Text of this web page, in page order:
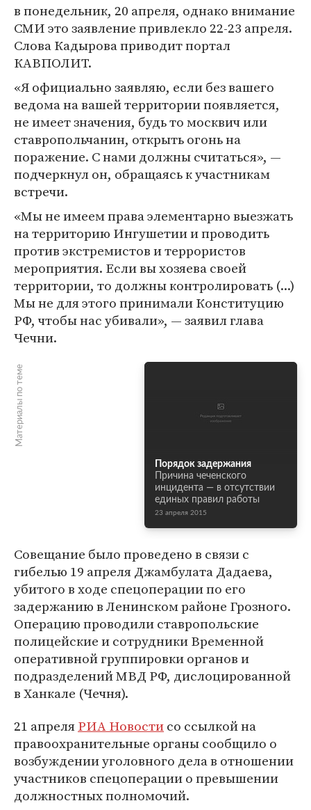
в понедельник, 20 апреля, однако внимание
СМИ это заявление привлекло 22-23 апреля.
Слова Кадырова приводит портал
КАВПОЛИТ.
«Я официально заявляю, если без вашего
ведома на вашей территории появляется,
не имеет значения, будь то москвич или
ставропольчанин, открыть огонь на
поражение. С нами должны считаться», —
подчеркнул он, обращаясь к участникам
встречи.
«Мы не имеем права элементарно выезжать
на территорию Ингушетии и проводить
против экстремистов и террористов
мероприятия. Если вы хозяева своей
территории, то должны контролировать (...)
Мы не для этого принимали Конституцию
РФ, чтобы нас убивали», — заявил глава
Чечни.
Материалы по теме
Порядок задержания
Причина чеченского
инцидента — в отсутствии
единых правил работы
23 апреля 2015
Совещание было проведено в связи с
гибелью 19 апреля Джамбулата Дадаева,
убитого в ходе спецоперации по его
задержанию в Ленинском районе Грозного.
Операцию проводили ставропольские
полицейские и сотрудники Временной
оперативной группировки органов и
подразделений МВД РФ, дислоцированной
в Ханкале (Чечня).
21 апреляРИА Новостисо ссылкой на
правоохранительные органы сообщило о
возбуждении уголовного дела в отношении
участников спецоперации о превышении
должностных полномочий.